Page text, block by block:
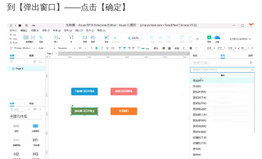
到【弹出窗口】——点击【确定】